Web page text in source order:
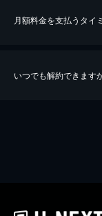
※40％ポイント還元の対象
iOSアプリのUコイン決
月額料金を支払うタイ
いつでも解約できます